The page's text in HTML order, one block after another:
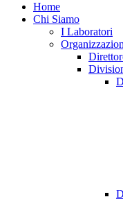
Home
Chi Siamo
I Laboratori